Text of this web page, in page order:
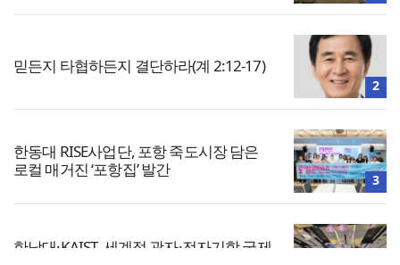
믿든지 타협하든지 결단하라(계 2:12-17)
2
한동대 RISE사업단, 포항 죽도시장 담은
로컬 매거진 ‘포항집’ 발간
3
한남대·KAIST, 세계적 광자·전자기학 국제